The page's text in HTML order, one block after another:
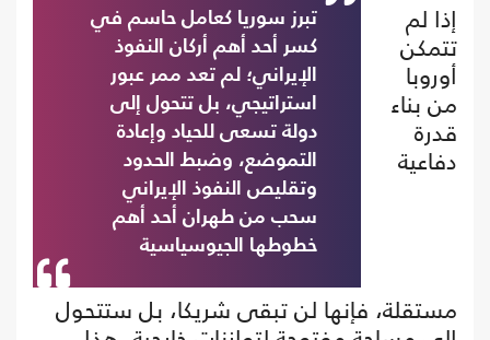
تبرز سوريا كعامل حاسم في
كسر أحد أهم أركان النفوذ
الإيراني؛ لم تعد ممر عبور
استراتيجي، بل تتحول إلى
دولة تسعى للحياد وإعادة
التموضع، وضبط الحدود
وتقليص النفوذ الإيراني
سحب من طهران أحد أهم
خطوطها الجيوسياسية
إذا لم
تتمكن
أوروبا
من بناء
قدرة
دفاعية
مستقلة، فإنها لن تبقى شريكا، بل ستتحول